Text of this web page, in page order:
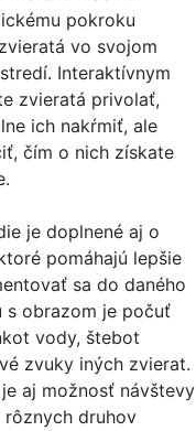
pokroku
vo svojom
Interaktívnym
zvieratá privolať,
ich nakŕmiť, ale
čím o nich získate
je doplnené aj o
pomáhajú lepšie
sa do daného
s obrazom je počuť
vody, štebot
zvuky iných zvierat.
aj možnosť návštevy
rôznych druhov